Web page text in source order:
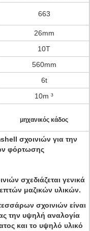
663
26mm
10T
560mm
6t
10m ³
μηχανικός κάδος
σχοινιών για την
φόρτωσης
σχεδιάζεται γενικά
μαζικών υλικών.
σχοινιών είναι
την υψηλή αναλογία
και το υψηλό υλικό